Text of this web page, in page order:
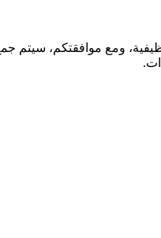
ومع موافقتكم، سيتم